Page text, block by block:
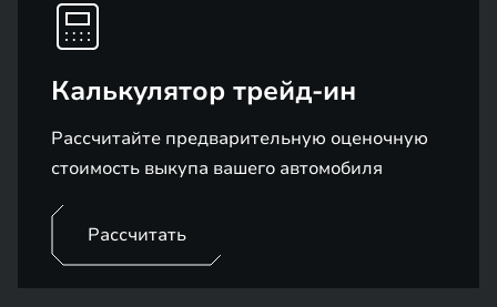
Калькулятор трейд-ин
Рассчитайте предварительную оценочную
стоимость выкупа вашего автомобиля
Рассчитать